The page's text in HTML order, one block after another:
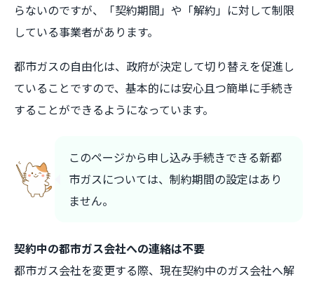
らないのですが、「契約期間」や「解約」に対して制限
している事業者があります。
都市ガスの自由化は、政府が決定して切り替えを促進し
ていることですので、基本的には安心且つ簡単に手続き
することができるようになっています。
このページから申し込み手続きできる新都
市ガスについては、制約期間の設定はあり
ません。
契約中の都市ガス会社への連絡は不要
都市ガス会社を変更する際、現在契約中のガス会社へ解